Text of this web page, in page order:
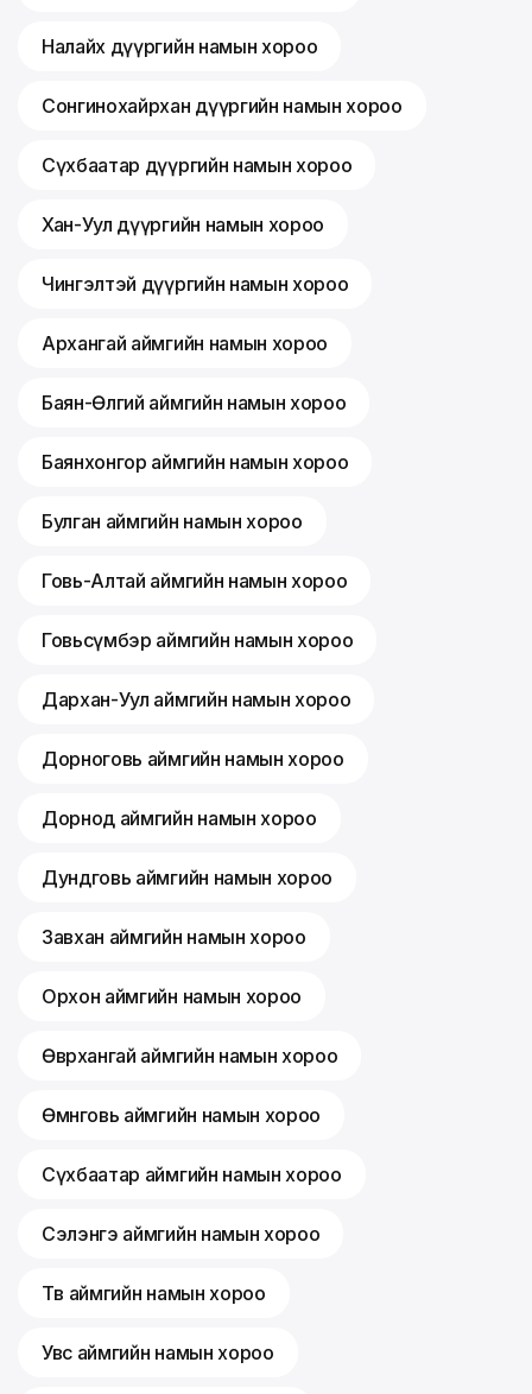
Налайх дүүргийн намын хороо
Сонгинохайрхан дүүргийн намын хороо
Сүхбаатар дүүргийн намын хороо
Хан-Уул дүүргийн намын хороо
Чингэлтэй дүүргийн намын хороо
Архангай аймгийн намын хороо
Баян-Өлгий аймгийн намын хороо
Баянхонгор аймгийн намын хороо
Булган аймгийн намын хороо
Говь-Алтай аймгийн намын хороо
Говьсүмбэр аймгийн намын хороо
Дархан-Уул аймгийн намын хороо
Дорноговь аймгийн намын хороо
Дорнод аймгийн намын хороо
Дундговь аймгийн намын хороо
Завхан аймгийн намын хороо
Орхон аймгийн намын хороо
Өвөрхангай аймгийн намын хороо
Өмнөговь аймгийн намын хороо
Сүхбаатар аймгийн намын хороо
Сэлэнгэ аймгийн намын хороо
Төв аймгийн намын хороо
Увс аймгийн намын хороо